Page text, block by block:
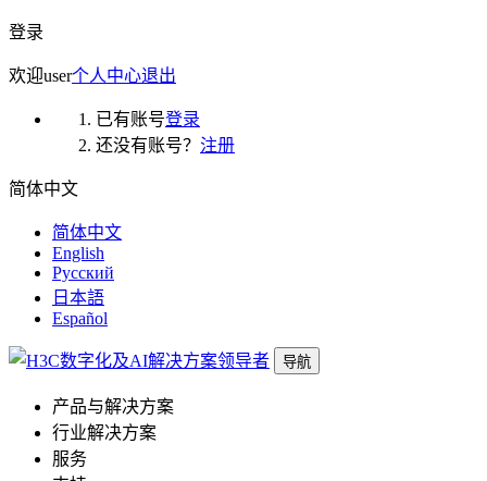
登录
欢迎user个人中心退出
已有账号登录
还没有账号？ 注册
简体中文
简体中文
English
Русский
日本語
Español
导航
产品与解决方案
行业解决方案
服务